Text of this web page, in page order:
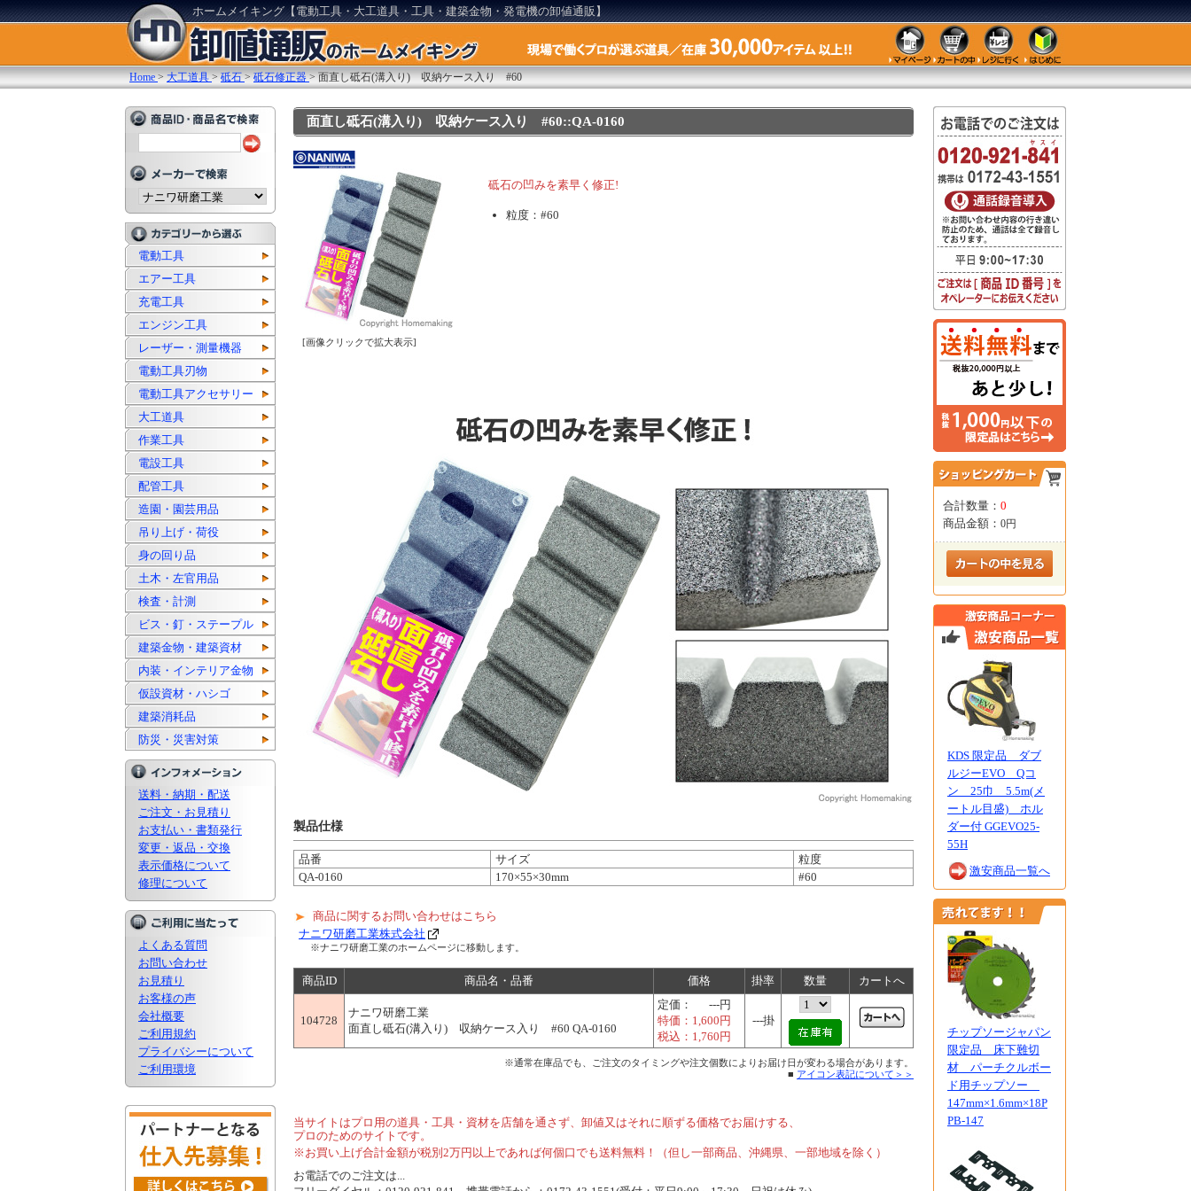
ホームメイキング【電動工具・大工道具・工具・建築金物・発電機の卸値通販】
Home >大工道具 >砥石 >砥石修正器 >面直し砥石(溝入り) 収納ケース入り #60
電動工具
エアー工具
充電工具
エンジン工具
レーザー・測量機器
電動工具刃物
電動工具アクセサリー
大工道具
作業工具
電設工具
配管工具
造園・園芸用品
吊り上げ・荷役
身の回り品
土木・左官用品
検査・計測
ビス・釘・ステープル
建築金物・建築資材
内装・インテリア金物
仮設資材・ハシゴ
建築消耗品
防災・災害対策
送料・納期・配送
ご注文・お見積り
お支払い・書類発行
変更・返品・交換
表示価格について
修理について
よくある質問
お問い合わせ
お見積り
お客様の声
会社概要
ご利用規約
プライバシーについて
ご利用環境
面直し砥石(溝入り) 収納ケース入り #60::QA-0160
[画像クリックで拡大表示]
砥石の凹みを素早く修正!
粒度：#60
製品仕様
品番 サイズ
粒度
QA-0160
170×55×30mm #60
商品に関するお問い合わせはこちら
ナニワ研磨工業株式会社
※ナニワ研磨工業のホームページに移動します。
商品ID 商品名・品番 価格 掛率 数量 カートへ
104728
ナニワ研磨工業
面直し砥石(溝入り) 収納ケース入り #60 QA-0160
定価：
---円
特価： 1,600円
税込： 1,760円
---掛
※通常在庫品でも、ご注文のタイミングや注文個数によりお届け日が変わる場合があります。
■ アイコン表記について＞＞
当サイトはプロ用の道具・工具・資材を店舗を通さず、卸値又はそれに順ずる価格でお届けする、
プロのためのサイトです。
※お買い上げ合計金額が税別2万円以上であれば何個口でも送料無料！（但し一部商品、沖縄県、一部地域を除く）
お電話でのご注文は...
合計数量： 0
商品金額： 0円
KDS 限定品 ダブ
ルジーEVO Qコ
ン 25巾 5.5m(メ
ートル目盛) ホル
ダー付 GGEVO25-
55H
激安商品一覧へ
チップソージャパン
限定品 床下難切
材 パーチクルボー
ド用チップソー
147mm×1.6mm×18P
PB-147